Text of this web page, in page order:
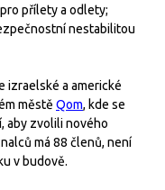
přílety a odlety;
nestabilitou
izraelské a americké
městě Qom, kde se
aby zvolili nového
má 88 členů, není
v budově.